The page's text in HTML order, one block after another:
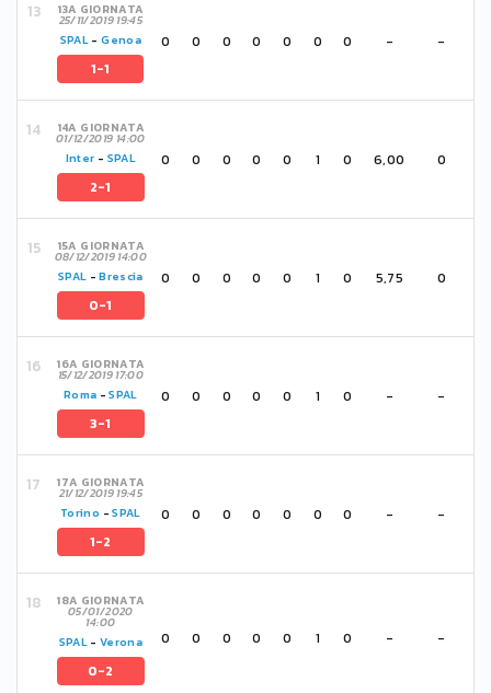
13A GIORNATA
25/11/2019 19:45
SPAL -Genoa
1-1
0 0 0 0 0 0 0 - -
14A GIORNATA
01/12/2019 14:00
Inter - SPAL
2-1
0 0 0 0 0 1 0 6,00 0
15A GIORNATA
08/12/2019 14:00
SPAL -Brescia
0-1
0 0 0 0 0 1 0 5,75 0
16A GIORNATA
15/12/2019 17:00
Roma -SPAL
3-1
0 0 0 0 0 1 0 - -
17A GIORNATA
21/12/2019 19:45
Torino -SPAL
1-2
0 0 0 0 0 0 0 - -
18A GIORNATA
05/01/2020
14:00
SPAL-Verona
0-2
0 0 0 0 0 1 0 - -